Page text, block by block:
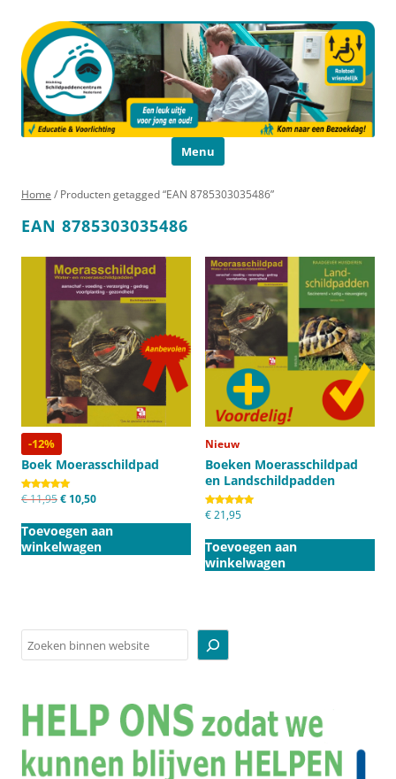
Menu
Home / Producten getagged “EAN 8785303035486”
EAN 8785303035486
-12%
Boek Moerasschildpad
Gewaardeerd
5.00
€11,95Oorspronkelijke
was:
€ 11,95.
€ 10,50Huidige
is:
€ 10,50.
Toevoegen aan
winkelwagen
Nieuw
Boeken Moerasschildpad
en Landschildpadden
Gewaardeerd
5.00
€21,95
Toevoegen aan
winkelwagen
Zoeken